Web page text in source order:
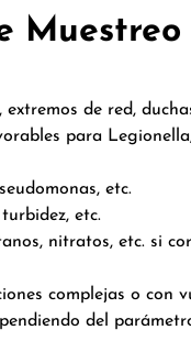
Muestreo
de red,
para
etc.
etc.
nitratos, etc. si
complejas o con
del